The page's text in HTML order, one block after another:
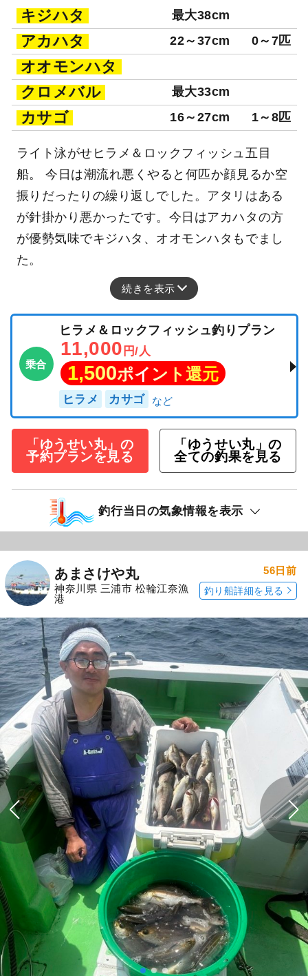
キジハタ 最大38cm
アカハタ 22～37cm 0～7匹
オオモンハタ
クロメバル
最大33cm
カサゴ 16～27cm 1～8匹
ライト泳がせヒラメ＆ロックフィッシュ五目
船。 今日は潮流れ悪くやると何匹か顔見るか空
振りだったりの繰り返しでした。アタリはある
が針掛かり悪かったです。今日はアカハタの方
が優勢気味でキジハタ、オオモンハタもでまし
た。
続きを表示
乗合
ヒラメ＆ロックフィッシュ釣りプラン
11,000 円/人
1,500ポイント還元
ヒラメ カサゴ
「ゆうせい丸」の
予約プランを見る
「ゆうせい丸」の
全ての釣果を見る
釣行当日の気象情報を表示
あまさけや丸
神奈川県 三浦市 松輪江奈漁
港
56日前
釣り船詳細を見る